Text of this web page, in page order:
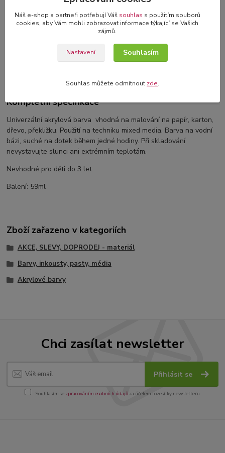
Kompletní specifikace
Kompletní specifikace
Univerzální akrylová barva vhodná na malování na papír, karton,
dřevo, překližku. Použití na techniku mixed media. Barva na vodní
bázi, suché na dotek během jedné hodiny. Při skladování
nevystavujte slunci ani extrémním teplotám.
Nevhodné pro děti do 3 let.
Balení: 59ml
Zboží zařazeno v kategoriích
AKCE, SLEVY, DOPRODEJ - materiál
Barvy, inkousty, pasty, média
Akrylové barvy
Chci zasílat newsletter
Přihlásit se
Souhlasím se zpracováním osobních údajůza účelem rozesílky newsletteru.
Náš e-shop a partneři potřebují Váš souhlas s použitím souborů
cookies, aby Vám mohli zobrazovat informace týkající se Vašich
zájmů.
Nastavení Souhlasím
Souhlas můžete odmítnout zde.